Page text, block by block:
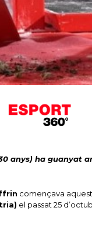
anys) ha guanyat
començava
el passat 25